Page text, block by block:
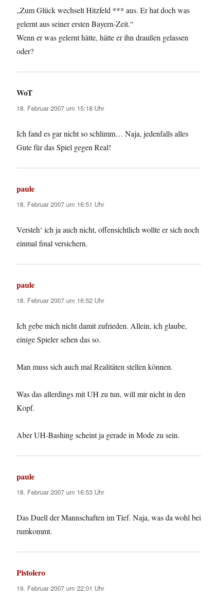
„Zum Glück wechselt Hitzfeld *** aus. Er hat doch was
gelernt aus seiner ersten Bayern-Zeit.“
Wenn er was gelernt hätte, hätte er ihn draußen gelassen
oder?
WoT
18. Februar 2007 um 15:18 Uhr
Ich fand es gar nicht so schlimm… Naja, jedenfalls alles
Gute für das Spiel gegen Real!
paule
18. Februar 2007 um 16:51 Uhr
Versteh‘ ich ja auch nicht, offensichtlich wollte er sich noch
einmal final versichern.
paule
18. Februar 2007 um 16:52 Uhr
Ich gebe mich nicht damit zufrieden. Allein, ich glaube,
einige Spieler sehen das so.
Man muss sich auch mal Realitäten stellen können.
Was das allerdings mit UH zu tun, will mir nicht in den
Kopf.
Aber UH-Bashing scheint ja gerade in Mode zu sein.
paule
18. Februar 2007 um 16:53 Uhr
Das Duell der Mannschaften im Tief. Naja, was da wohl bei
rumkommt.
Pistolero
19. Februar 2007 um 22:01 Uhr